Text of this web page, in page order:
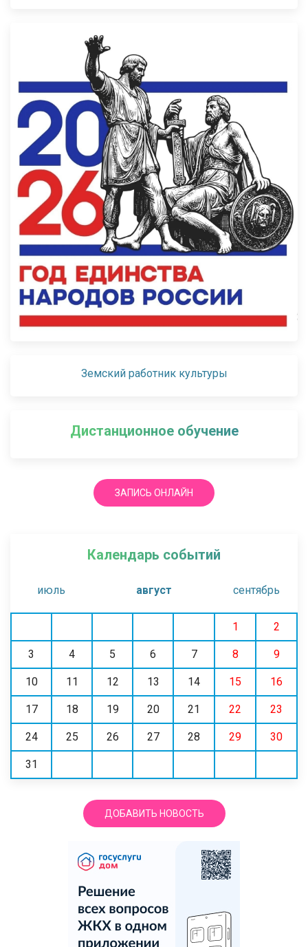
Земский работник культуры
Дистанционное обучение
ЗАПИСЬ ОНЛАЙН
Календарь событий
июль август сентябрь
1 2
3 4 5 6 7 8 9
10 11 12 13 14 15 16
17 18 19 20 21 22 23
24 25 26 27 28 29 30
31
ДОБАВИТЬ НОВОСТЬ